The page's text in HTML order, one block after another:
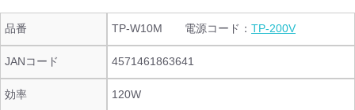
品番 TP-W10M 電源コード： TP-200V
JANコード 4571461863641
効率 120W